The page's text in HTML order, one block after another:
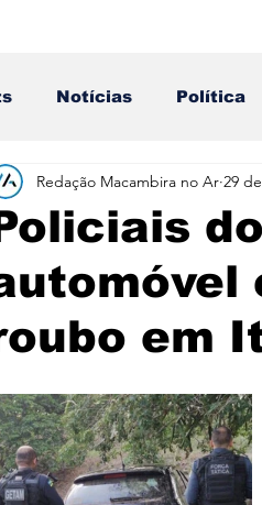
Notícias Política
em
Redação Macambira no Ar 29